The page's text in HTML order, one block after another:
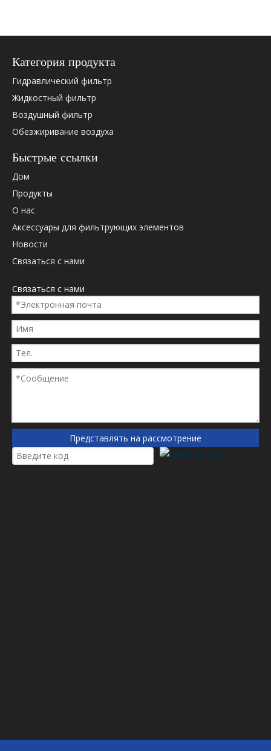
Категория продукта
Гидравлический фильтр
Жидкостный фильтр
Воздушный фильтр
Обезжиривание воздуха
Быстрые ссылки
Дом
Продукты
О нас
Аксессуары для фильтрующих элементов
Новости
Связаться с нами
Связаться с нами
Представлять на рассмотрение